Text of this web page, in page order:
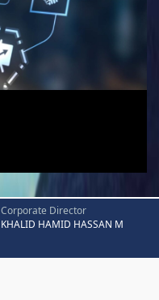
Corporate Director
KHALID HAMID HASSAN M